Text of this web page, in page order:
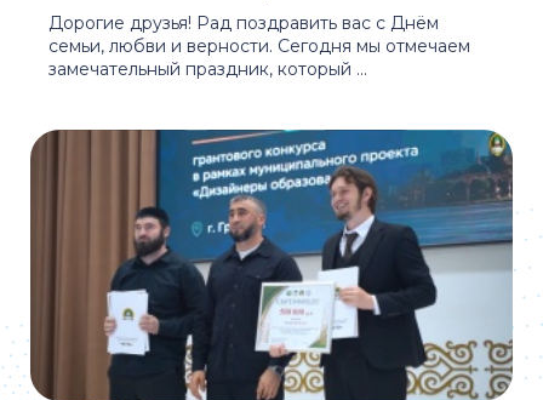
Дорогие друзья! Рад поздравить вас с Днём
семьи, любви и верности. Сегодня мы отмечаем
замечательный праздник, который ...